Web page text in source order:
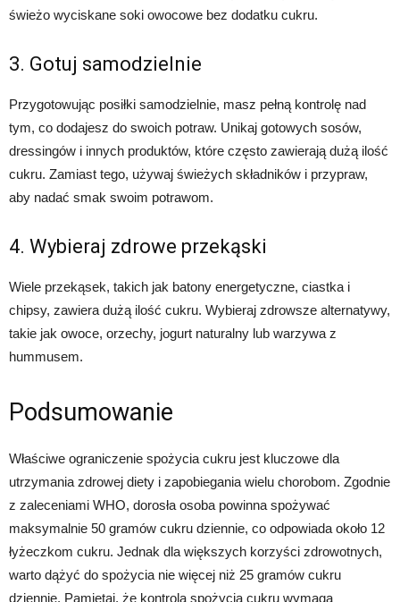
świeżo wyciskane soki owocowe bez dodatku cukru.
3. Gotuj samodzielnie
Przygotowując posiłki samodzielnie, masz pełną kontrolę nad
tym, co dodajesz do swoich potraw. Unikaj gotowych sosów,
dressingów i innych produktów, które często zawierają dużą ilość
cukru. Zamiast tego, używaj świeżych składników i przypraw,
aby nadać smak swoim potrawom.
4. Wybieraj zdrowe przekąski
Wiele przekąsek, takich jak batony energetyczne, ciastka i
chipsy, zawiera dużą ilość cukru. Wybieraj zdrowsze alternatywy,
takie jak owoce, orzechy, jogurt naturalny lub warzywa z
hummusem.
Podsumowanie
Właściwe ograniczenie spożycia cukru jest kluczowe dla
utrzymania zdrowej diety i zapobiegania wielu chorobom. Zgodnie
z zaleceniami WHO, dorosła osoba powinna spożywać
maksymalnie 50 gramów cukru dziennie, co odpowiada około 12
łyżeczkom cukru. Jednak dla większych korzyści zdrowotnych,
warto dążyć do spożycia nie więcej niż 25 gramów cukru
dziennie. Pamiętaj, że kontrola spożycia cukru wymaga